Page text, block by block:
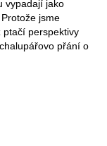
vypadají jako
jsme
ptačí perspektivy
přání o